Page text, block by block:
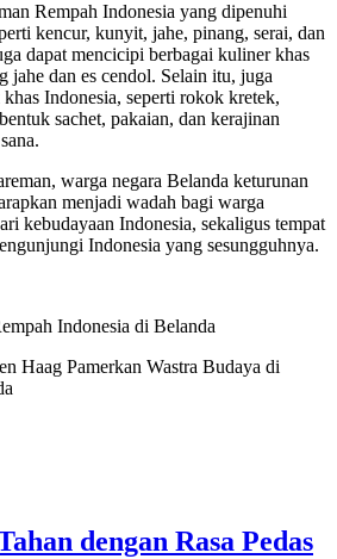
Rempah Indonesia yang dipenuhi
kencur, kunyit, jahe, pinang, serai, dan
dapat mencicipi berbagai kuliner khas
jahe dan es cendol. Selain itu, juga
Indonesia, seperti rokok kretek,
sachet, pakaian, dan kerajinan
warga negara Belanda keturunan
menjadi wadah bagi warga
kebudayaan Indonesia, sekaligus tempat
Indonesia yang sesungguhnya.
Indonesia di Belanda
Haag Pamerkan Wastra Budaya di
dengan Rasa Pedas